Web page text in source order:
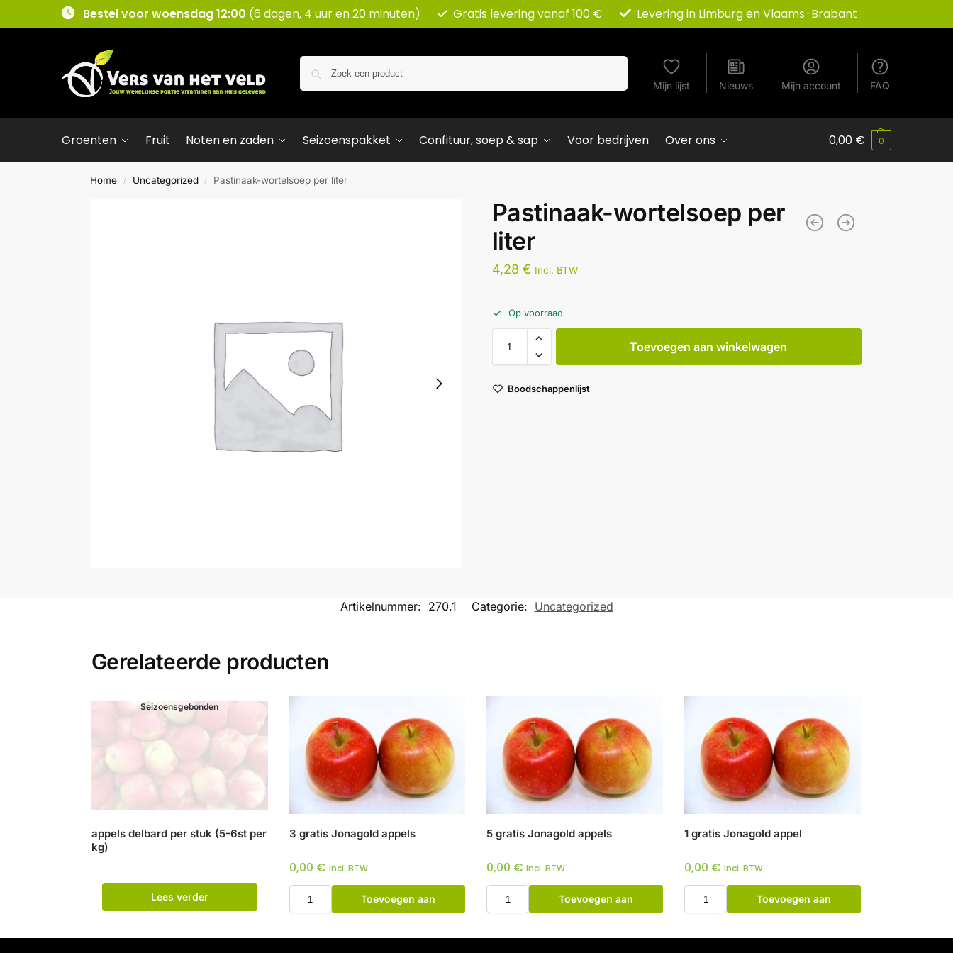
Bestel voor woensdag 12:00 (6 dagen, 4 uur en 20 minuten) Gratis levering vanaf 100 € Levering in Limburg en Vlaams-Brabant
Mijn lijst Nieuws Mijn account FAQ
Groenten Fruit Noten en zaden Seizoenspakket Confituur, soep & sap Voor bedrijven Over ons 0,00 € 0
Home / Uncategorized / Pastinaak-wortelsoep per liter
Pastinaak-wortelsoep per
liter
4,28 € Incl. BTW
Op voorraad
Toevoegen aan winkelwagen
Boodschappenlijst
Artikelnummer: 270.1 Categorie: Uncategorized
Gerelateerde producten
Seizoensgebonden
appels delbard per stuk (5-6st per
kg)
Lees verder
3 gratis Jonagold appels
0,00 € Incl. BTW
Toevoegen aan
5 gratis Jonagold appels
0,00 € Incl. BTW
Toevoegen aan
1 gratis Jonagold appel
0,00 € Incl. BTW
Toevoegen aan